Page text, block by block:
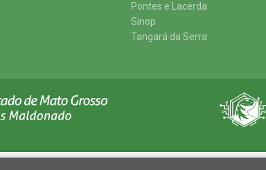
Pontes e Lacerda
Sinop
Tangará da Serra